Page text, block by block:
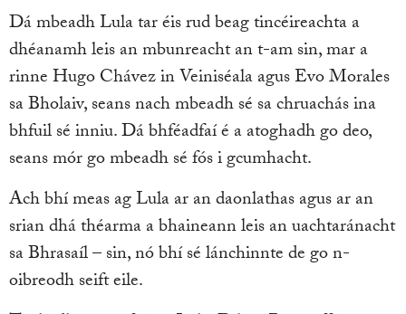
Dá mbeadh Lula tar éis rud beag tincéireachta a
dhéanamh leis an mbunreacht an t-am sin, mar a
rinne Hugo Chávez in Veiniséala agus Evo Morales
sa Bholaiv, seans nach mbeadh sé sa chruachás ina
bhfuil sé inniu. Dá bhféadfaí é a atoghadh go deo,
seans mór go mbeadh sé fós i gcumhacht.
Ach bhí meas ag Lula ar an daonlathas agus ar an
srian dhá théarma a bhaineann leis an uachtaránacht
sa Bhrasaíl – sin, nó bhí sé lánchinnte de go n-
oibreodh seift eile.